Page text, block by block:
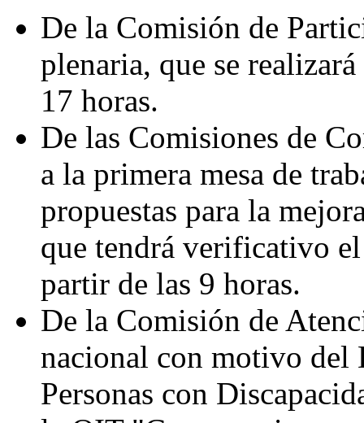
De la Comisión de
plenaria, que se
17 horas.
De las Comisiones de
a la primera mesa de
propuestas para la
que tendrá verificativo
partir de las 9 horas.
De la Comisión de
nacional con motivo del
Personas con